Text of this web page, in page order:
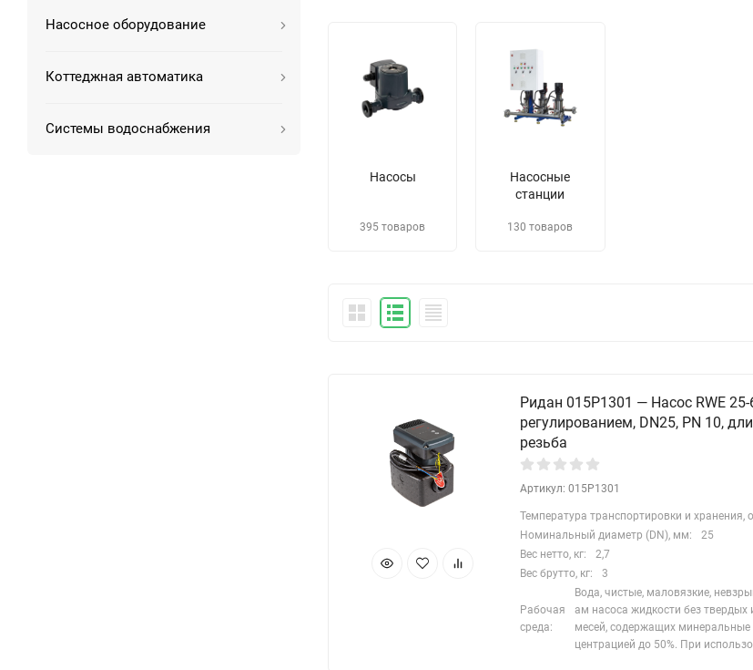
Насосное оборудование
Коттеджная автоматика
Системы водоснабжения
Насосы
395 товаров
Насосные
станции
130 товаров
Ридан 015P1301 — Насос RWE
регулированием, DN25, PN 10,
резьба
Артикул: 015P1301
Температура транспортировки и хранения,
Номинальный диаметр (DN), мм:
25
Вес нетто, кг:
2,7
Вес брутто, кг:
3
Рабочая
среда:
Вода, чистые, маловязкие,
ам насоса жидкости без
месей, содержащих
центрацией до 50%. При